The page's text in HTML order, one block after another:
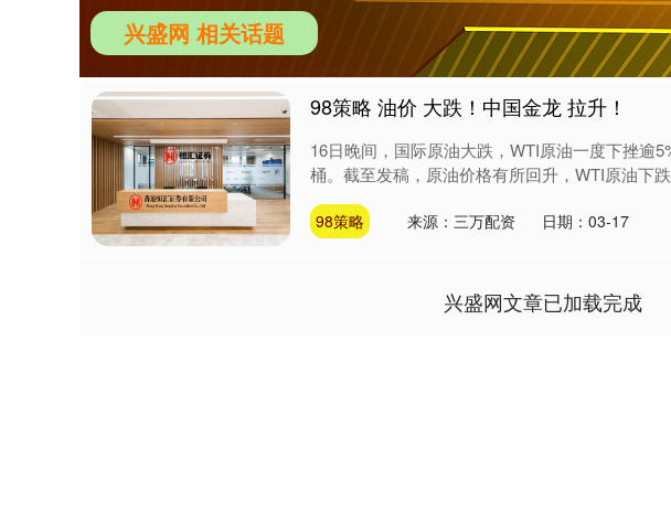
兴盛网 相关话题
98策略 油价 大跌！中国金龙 拉升！
16日晚间，国际原油大跌，WTI原油一度下挫逾
桶。截至发稿，原油价格有所回升，WTI原油下
98策略 来源：三万配资 日期：03-17
兴盛网文章已加载完成